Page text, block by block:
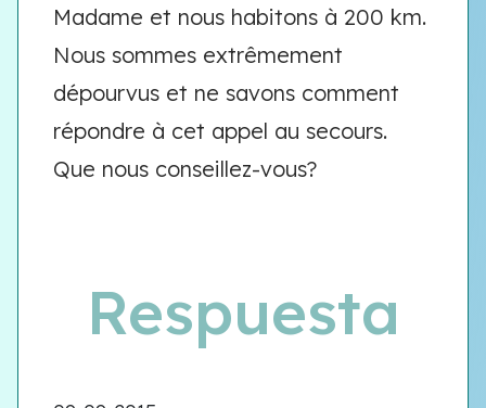
Madame et nous habitons à 200 km.
Nous sommes extrêmement
dépourvus et ne savons comment
répondre à cet appel au secours.
Que nous conseillez-vous?
Respuesta